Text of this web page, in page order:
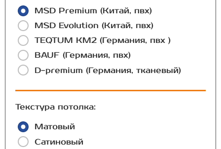
MSD Premium (Китай, пвх)
MSD Evolution (Китай, пвх)
TEQTUM КМ2 (Германия, пвх )
BAUF (Германия, пвх)
D-premium (Германия, тканевый)
Текстура потолка:
Матовый
Сатиновый